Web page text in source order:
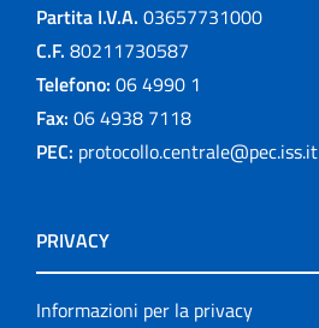
Partita I.V.A. 03657731000
C.F. 80211730587
Telefono: 06 4990 1
Fax: 06 4938 7118
PEC: protocollo.centrale@pec.iss.it
PRIVACY
Informazioni per la privacy